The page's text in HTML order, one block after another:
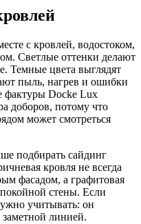
с кровлей, водостоком,
Светлые оттенки делают
Темные цвета выглядят
пыль, нагрев и ошибки
фактуры Docke Lux
доборов, потому что
может смотреться
подбирать сайдинг
кровля не всегда
фасадом, а графитовая
стены. Если
учитывать: он
линией.